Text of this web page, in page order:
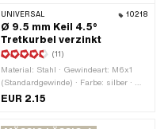
UNIVERSAL 10218
Ø 9.5 mm Keil 4.5°
Tretkurbel verzinkt
(11)
Material: Stahl · Gewindeart: M6x1
(Standardgewinde) · Farbe: silber · Ø
aussen: 9.5 mm · Oberfläche: verzinkt
EUR 2.15